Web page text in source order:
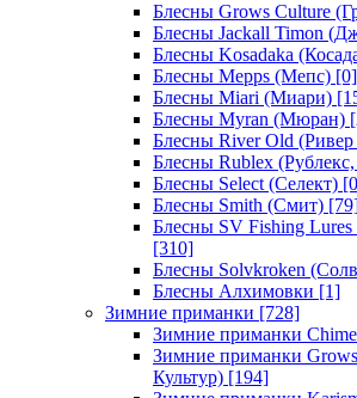
Блесны Grows Culture
Блесны Jackall Timon
Блесны Kosadaka
Блесны Mepps (Мепс) [0]
Блесны Miari (Миари)
Блесны Myran (Мюран)
Блесны River Old
Блесны Rublex (Рублекс,
Блесны Select (Селект)
Блесны Smith (Смит)
Блесны SV Fishing
[310]
Блесны Solvkroken
Блесны Алхимовки [1]
Зимние приманки [728]
Зимние приманки
Зимние приманки
Культур) [194]